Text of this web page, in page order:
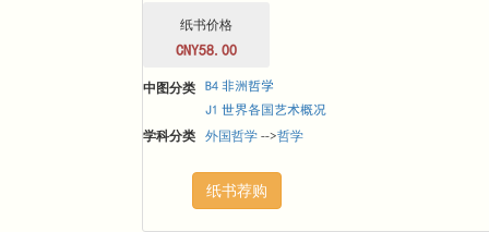
纸书价格
饫5会贸落弇噼噼
中图分类
泅钜 】搂岣狼
偶酽 跌皴蓐佯跄兰悚奕
学科分类 外国哲学-->哲学
纸书荐购